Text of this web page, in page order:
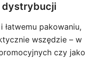
dystrybucji
pakowaniu,
wszędzie – w
czy jako